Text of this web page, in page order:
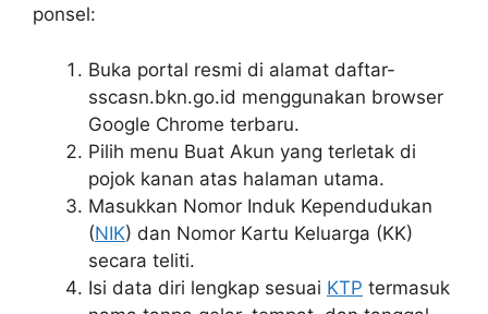
ponsel:
Buka portal resmi di alamat daftar-
sscasn.bkn.go.id menggunakan browser
Google Chrome terbaru.
Pilih menu Buat Akun yang terletak di
pojok kanan atas halaman utama.
Masukkan Nomor Induk Kependudukan
(NIK) dan Nomor Kartu Keluarga (KK)
secara teliti.
Isi data diri lengkap sesuai KTP termasuk